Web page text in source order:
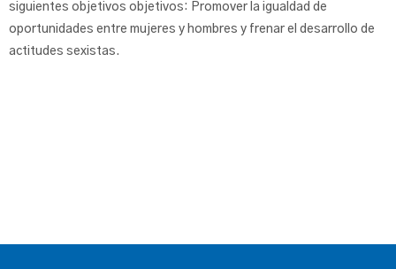
siguientes objetivos objetivos: Promover la igualdad de
oportunidades entre mujeres y hombres y frenar el desarrollo de
actitudes sexistas.